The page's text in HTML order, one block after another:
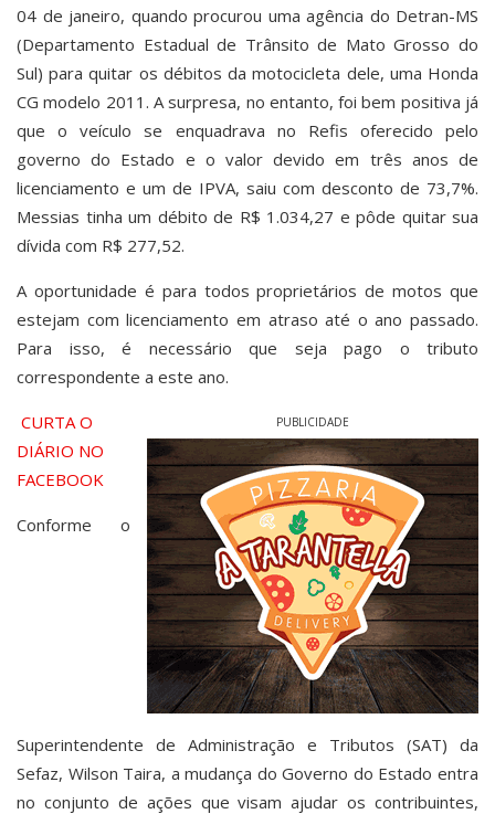
04 de janeiro, quando procurou uma agência do Detran-MS
(Departamento Estadual de Trânsito de Mato Grosso do
Sul) para quitar os débitos da motocicleta dele, uma Honda
CG modelo 2011. A surpresa, no entanto, foi bem positiva já
que o veículo se enquadrava no Refis oferecido pelo
governo do Estado e o valor devido em três anos de
licenciamento e um de IPVA, saiu com desconto de 73,7%.
Messias tinha um débito de R$ 1.034,27 e pôde quitar sua
dívida com R$ 277,52.
A oportunidade é para todos proprietários de motos que
estejam com licenciamento em atraso até o ano passado.
Para isso, é necessário que seja pago o tributo
correspondente a este ano.
PUBLICIDADE
CURTA O
DIÁRIO NO
FACEBOOK
Conforme o
Superintendente de Administração e Tributos (SAT) da
Sefaz, Wilson Taira, a mudança do Governo do Estado entra
no conjunto de ações que visam ajudar os contribuintes,